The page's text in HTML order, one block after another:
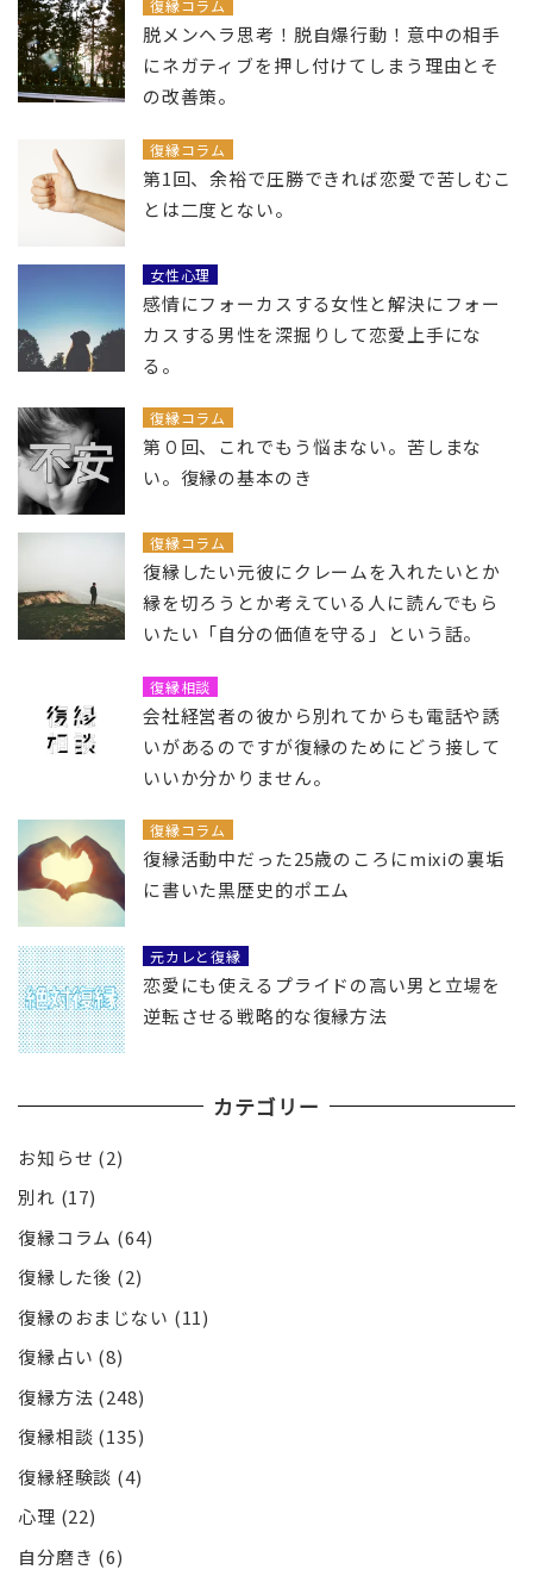
復縁コラム
脱メンヘラ思考！脱自爆行動！意中の相手
にネガティブを押し付けてしまう理由とそ
の改善策。
復縁コラム
第1回、余裕で圧勝できれば恋愛で苦しむこ
とは二度とない。
女性心理
感情にフォーカスする女性と解決にフォー
カスする男性を深掘りして恋愛上手にな
る。
復縁コラム
第０回、これでもう悩まない。苦しまな
い。復縁の基本のき
復縁コラム
復縁したい元彼にクレームを入れたいとか
縁を切ろうとか考えている人に読んでもら
いたい「自分の価値を守る」という話。
復縁相談
会社経営者の彼から別れてからも電話や誘
いがあるのですが復縁のためにどう接して
いいか分かりません。
復縁コラム
復縁活動中だった25歳のころにmixiの裏垢
に書いた黒歴史的ポエム
元カレと復縁
恋愛にも使えるプライドの高い男と立場を
逆転させる戦略的な復縁方法
カテゴリー
お知らせ (2)
別れ (17)
復縁コラム (64)
復縁した後 (2)
復縁のおまじない (11)
復縁占い (8)
復縁方法 (248)
復縁相談 (135)
復縁経験談 (4)
心理 (22)
自分磨き (6)